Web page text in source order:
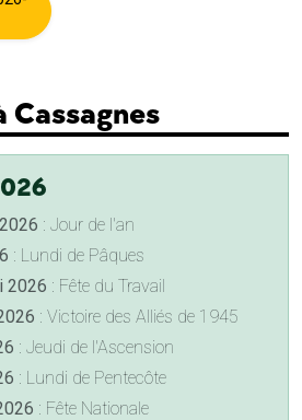
Cassagnes
: Jour de l'an
: Lundi de Pâques
2026 : Fête du Travail
: Victoire des Alliés de 1945
: Jeudi de l'Ascension
: Lundi de Pentecôte
: Fête Nationale